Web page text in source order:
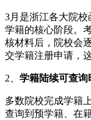
3月是浙江各大院
学籍的核心阶段。
核材料后，院校会
交学籍注册申请，
2、 学籍陆续可查询
多数院校完成学籍
查询到预学籍、在